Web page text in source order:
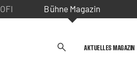
Bühne Magazin
AKTUELLES MAGAZIN